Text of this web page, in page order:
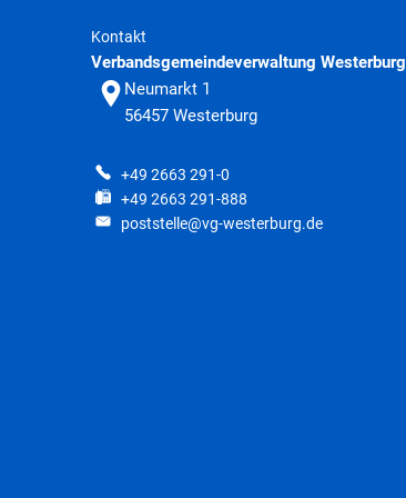
Kontakt
Verbandsgemeindeverwaltung Westerburg
Neumarkt 1
56457 Westerburg
+49 2663 291-0
+49 2663 291-888
poststelle@vg-westerburg.de